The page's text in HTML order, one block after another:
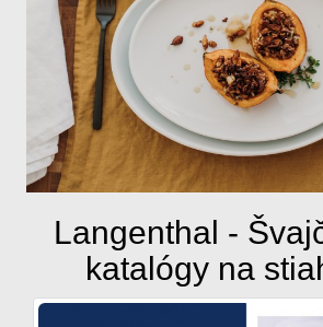
Langenthal -
katalógy na